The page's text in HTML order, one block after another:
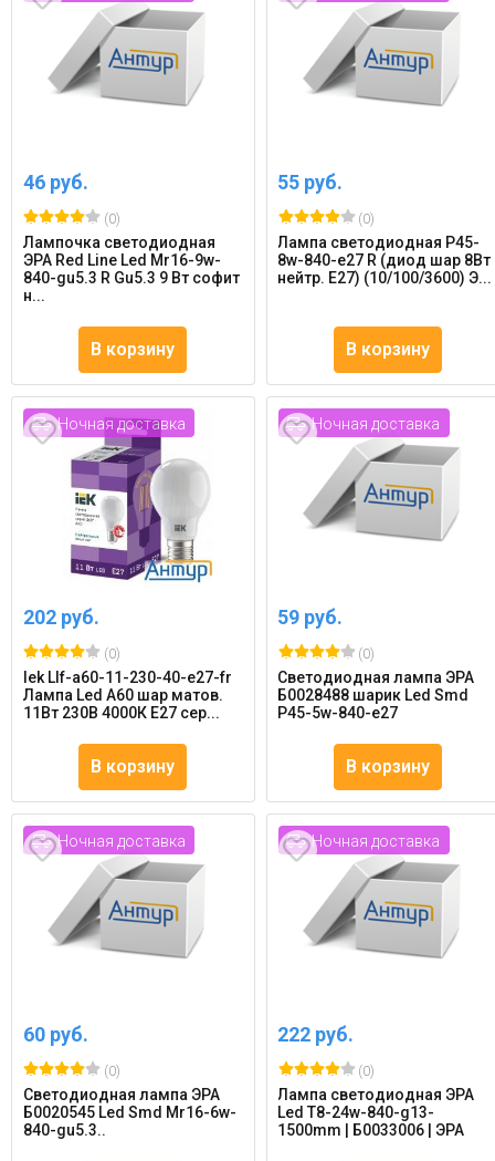
46 руб.
(0)
Лампочка светодиодная
ЭРА Red Line Led Mr16-9w-
840-gu5.3 R Gu5.3 9 Вт софит
н...
В корзину
55 руб.
(0)
Лампа светодиодная P45-
8w-840-e27 R (диод шар 8Вт
нейтр. E27) (10/100/3600) Э...
В корзину
Ночная доставка
202 руб.
(0)
Iek Llf-a60-11-230-40-e27-fr
Лампа Led A60 шар матов.
11Вт 230В 4000К E27 сер...
В корзину
Ночная доставка
59 руб.
(0)
Светодиодная лампа ЭРА
Б0028488 шарик Led Smd
P45-5w-840-e27
В корзину
Ночная доставка
60 руб.
(0)
Светодиодная лампа ЭРА
Б0020545 Led Smd Mr16-6w-
840-gu5.3..
Ночная доставка
222 руб.
(0)
Лампа светодиодная ЭРА
Led T8-24w-840-g13-
1500mm | Б0033006 | ЭРА